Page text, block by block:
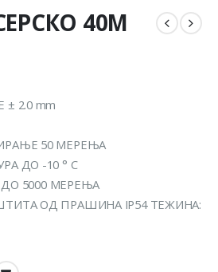
40М
2.0 mm
50 МЕРЕЊА
ДО -10 ° C
ДО 5000 МЕРЕЊА
ОД ПРАШИНА IP54 ТЕЖИНА: